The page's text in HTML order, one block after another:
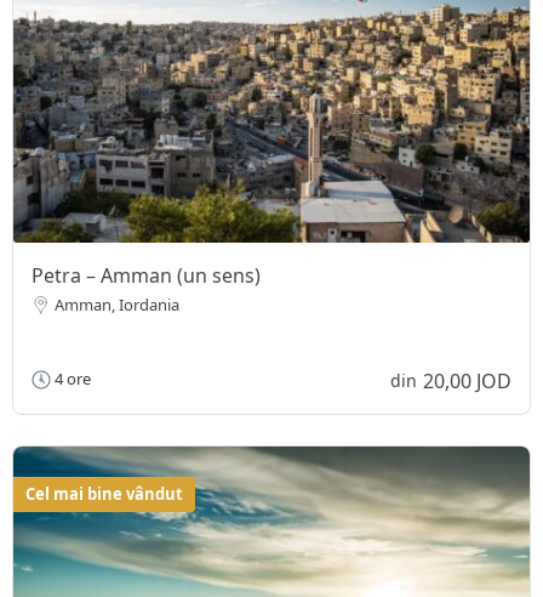
Petra – Amman (un sens)
Amman, Iordania
4 ore din 20,00 JOD
Cel mai bine vândut